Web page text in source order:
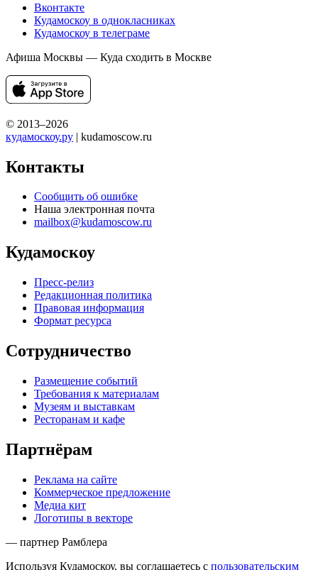
Вконтакте
Кудамоскоу в однокласниках
Кудамоскоу в телеграме
Афиша Москвы — Куда сходить в Москве
© 2013–2026
кудамоскоу.ру | kudamoscow.ru
Контакты
Сообщить об ошибке
Наша электронная почта
mailbox@kudamoscow.ru
Кудамоскоу
Пресс-релиз
Редакционная политика
Правовая информация
Формат ресурса
Сотрудничество
Размещение событий
Требования к материалам
Музеям и выставкам
Ресторанам и кафе
Партнёрам
Реклама на сайте
Коммерческое предложение
Медиа кит
Логотипы в векторе
— партнер Рамблера
Используя Кудамоскоу, вы соглашаетесь с пользовательским